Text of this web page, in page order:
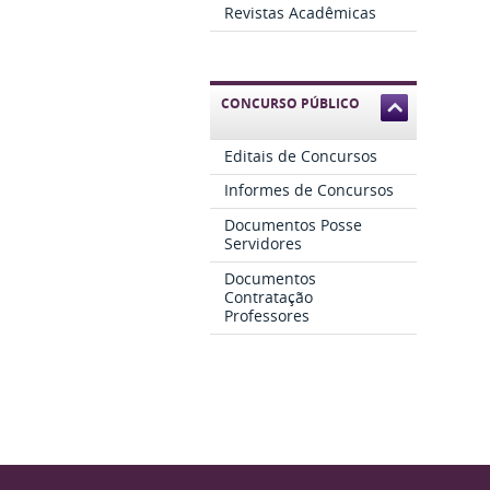
Revistas Acadêmicas
CONCURSO PÚBLICO
Editais de Concursos
Informes de Concursos
Documentos Posse
Servidores
Documentos
Contratação
Professores